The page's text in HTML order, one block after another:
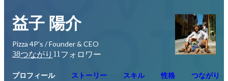
益子 陽介
Pizza 4P's / Founder & CEO
38つながり 11 フォロワー
プロフィール ストーリー スキル 性格 つながり